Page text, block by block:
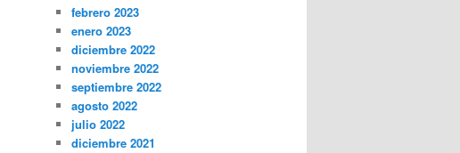
febrero 2023
enero 2023
diciembre 2022
noviembre 2022
septiembre 2022
agosto 2022
julio 2022
diciembre 2021